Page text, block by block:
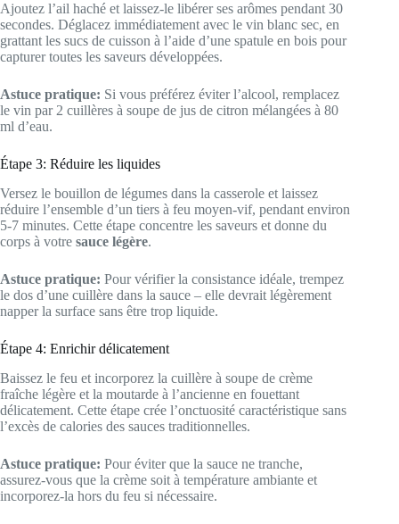
Ajoutez l’ail haché et laissez-le libérer ses arômes pendant 30
secondes. Déglacez immédiatement avec le vin blanc sec, en
grattant les sucs de cuisson à l’aide d’une spatule en bois pour
capturer toutes les saveurs développées.
Astuce pratique: Si vous préférez éviter l’alcool, remplacez
le vin par 2 cuillères à soupe de jus de citron mélangées à 80
ml d’eau.
Étape 3: Réduire les liquides
Versez le bouillon de légumes dans la casserole et laissez
réduire l’ensemble d’un tiers à feu moyen-vif, pendant environ
5-7 minutes. Cette étape concentre les saveurs et donne du
corps à votre sauce légère.
Astuce pratique: Pour vérifier la consistance idéale, trempez
le dos d’une cuillère dans la sauce – elle devrait légèrement
napper la surface sans être trop liquide.
Étape 4: Enrichir délicatement
Baissez le feu et incorporez la cuillère à soupe de crème
fraîche légère et la moutarde à l’ancienne en fouettant
délicatement. Cette étape crée l’onctuosité caractéristique sans
l’excès de calories des sauces traditionnelles.
Astuce pratique: Pour éviter que la sauce ne tranche,
assurez-vous que la crème soit à température ambiante et
incorporez-la hors du feu si nécessaire.